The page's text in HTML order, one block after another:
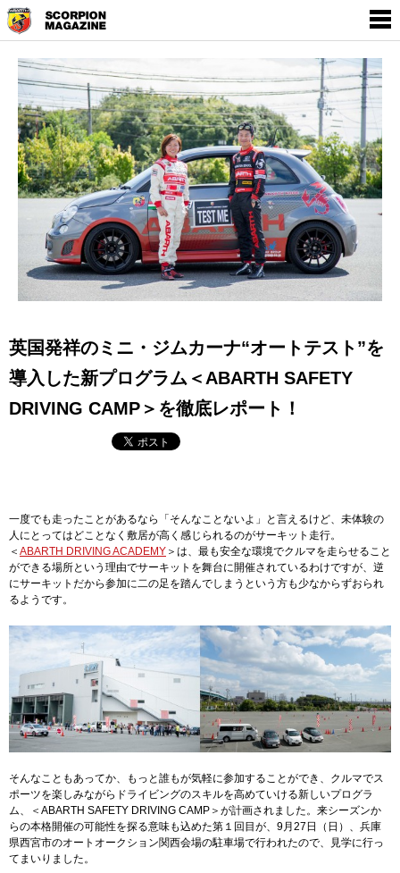
THE WORLD OF
EMPOWERMENT BY
ABARTH
英国発祥のミニ・ジムカーナ“オートテスト”を
導入した新プログラム＜ABARTH SAFETY
DRIVING CAMP＞を徹底レポート！
一度でも走ったことがあるなら「そんなことないよ」と言えるけど、未体験の
人にとってはどことなく敷居が高く感じられるのがサーキット走行。
＜ ABARTH DRIVING ACADEMY ＞は、最も安全な環境でクルマを走らせること
ができる場所という理由でサーキットを舞台に開催されているわけですが、逆
にサーキットだから参加に二の足を踏んでしまうという方も少なからずおられ
るようです。
そんなこともあってか、もっと誰もが気軽に参加することができ、クルマでス
ポーツを楽しみながらドライビングのスキルを高めていける新しいプログラ
ム、＜ABARTH SAFETY DRIVING CAMP＞が計画されました。来シーズンか
らの本格開催の可能性を探る意味も込めた第１回目が、9月27日（日）、兵庫
県西宮市のオートオークション関西会場の駐車場で行われたので、見学に行っ
てまいりました。